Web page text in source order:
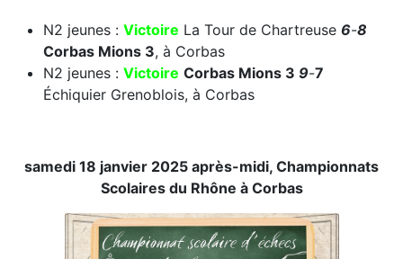
N2 jeunes : Victoire La Tour de Chartreuse 6-8
Corbas Mions 3, à Corbas
N2 jeunes : Victoire Corbas Mions 3 9-7
Échiquier Grenoblois, à Corbas
samedi 18 janvier 2025 après-midi, Championnats
Scolaires du Rhône à Corbas